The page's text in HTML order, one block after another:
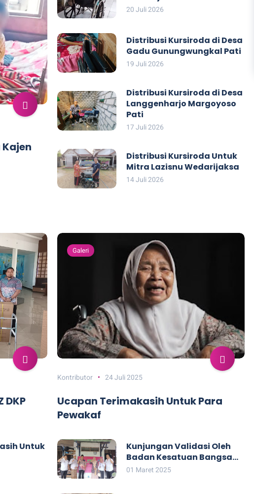
20 Juli 2026
Distribusi Kursiroda di Desa
Gadu Gunungwungkal Pati
19 Juli 2026
Distribusi Kursiroda di Desa
Langgenharjo Margoyoso
Pati
17 Juli 2026
Distribusi Kursiroda Untuk
Mitra Lazisnu Wedarijaksa
14 Juli 2026
DKP
Untuk
Galeri
Kontributor 24 Juli 2025
Ucapan Terimakasih Untuk Para
Pewakaf
Kunjungan Validasi Oleh
Badan Kesatuan Bangsa
dan Politik (Kesbangpol)
01 Maret 2025